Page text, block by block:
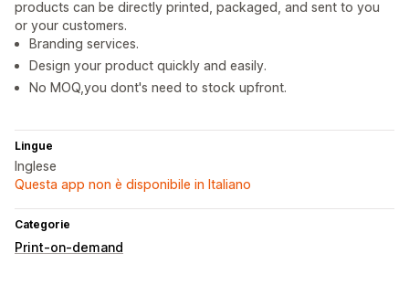
products can be directly printed, packaged, and sent to you
or your customers.
Branding services.
Design your product quickly and easily.
No MOQ,you dont's need to stock upfront.
Lingue
Inglese
Questa app non è disponibile in Italiano
Categorie
Print-on-demand